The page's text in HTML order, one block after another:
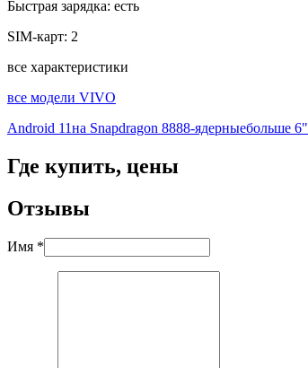
Быстрая зарядка: есть
SIM-карт: 2
все характеристики
все модели VIVO
Android 11на Snapdragon 8888-ядерныебольше 6"
Где купить, цены
Отзывы
Имя *